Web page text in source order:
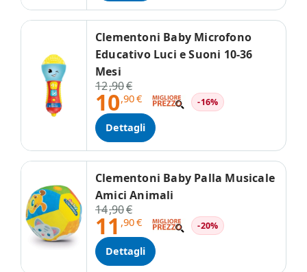
Clementoni Baby Microfono
Educativo Luci e Suoni 10-36
Mesi
12,90€
10,90€ -16%
Dettagli
Clementoni Baby Palla Musicale
Amici Animali
14,90€
11 ,90€ -20%
Dettagli